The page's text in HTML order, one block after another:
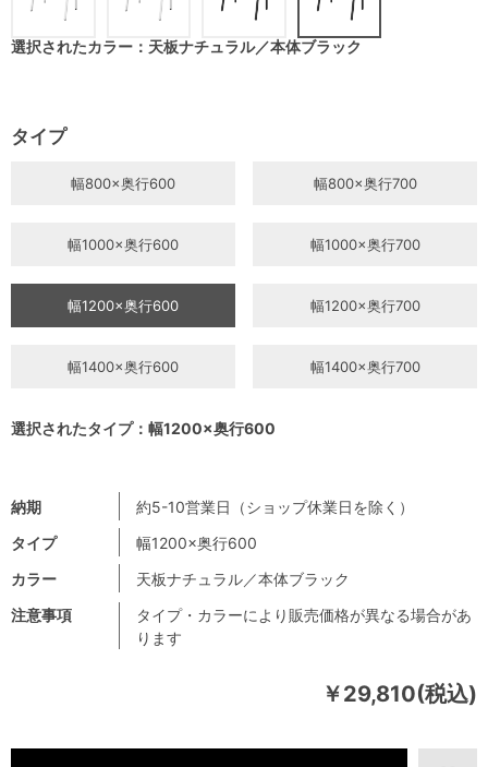
￥29,810(税込)
注意事項
タイプ・カラーにより販売価格が異なる場合があ
ります
納期
約5-10営業日（ショップ休業日を除く）
タイプ
幅1200×奥行600
カラー
天板ナチュラル／本体ブラック
選択されたカラー：天板ナチュラル／本体ブラック
タイプ
幅800×奥行600 幅800×奥行700
幅1000×奥行600 幅1000×奥行700
幅1200×奥行600 幅1200×奥行700
幅1400×奥行600 幅1400×奥行700
選択されたタイプ：幅1200×奥行600